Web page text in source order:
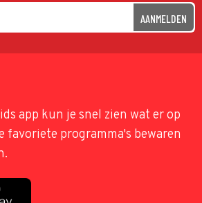
AANMELDEN
app kun je snel zien wat er op
favoriete programma's bewaren